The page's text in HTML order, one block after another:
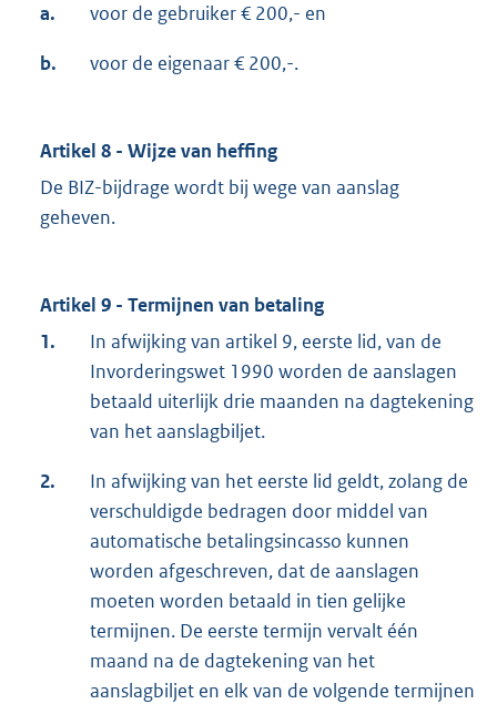
a. voor de gebruiker € 200,- en
b. voor de eigenaar € 200,-.
Artikel 8 - Wijze van heffing
De BIZ-bijdrage wordt bij wege van aanslag
geheven.
Artikel 9 - Termijnen van betaling
1.
In afwijking van artikel 9, eerste lid, van de
Invorderingswet 1990 worden de aanslagen
betaald uiterlijk drie maanden na dagtekening
van het aanslagbiljet.
2.
In afwijking van het eerste lid geldt, zolang de
verschuldigde bedragen door middel van
automatische betalingsincasso kunnen
worden afgeschreven, dat de aanslagen
moeten worden betaald in tien gelijke
termijnen. De eerste termijn vervalt één
maand na de dagtekening van het
aanslagbiljet en elk van de volgende termijnen